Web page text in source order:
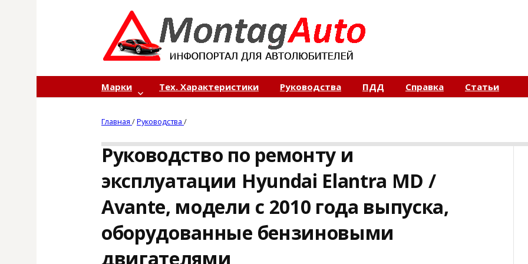
c
Марки Тех. Характеристики Руководства ПДД Справка Статьи
Главная /Руководства /
Руководство по ремонту и
эксплуатации Hyundai Elantra MD /
Avante, модели с 2010 года выпуска,
оборудованные бензиновыми
двигателями